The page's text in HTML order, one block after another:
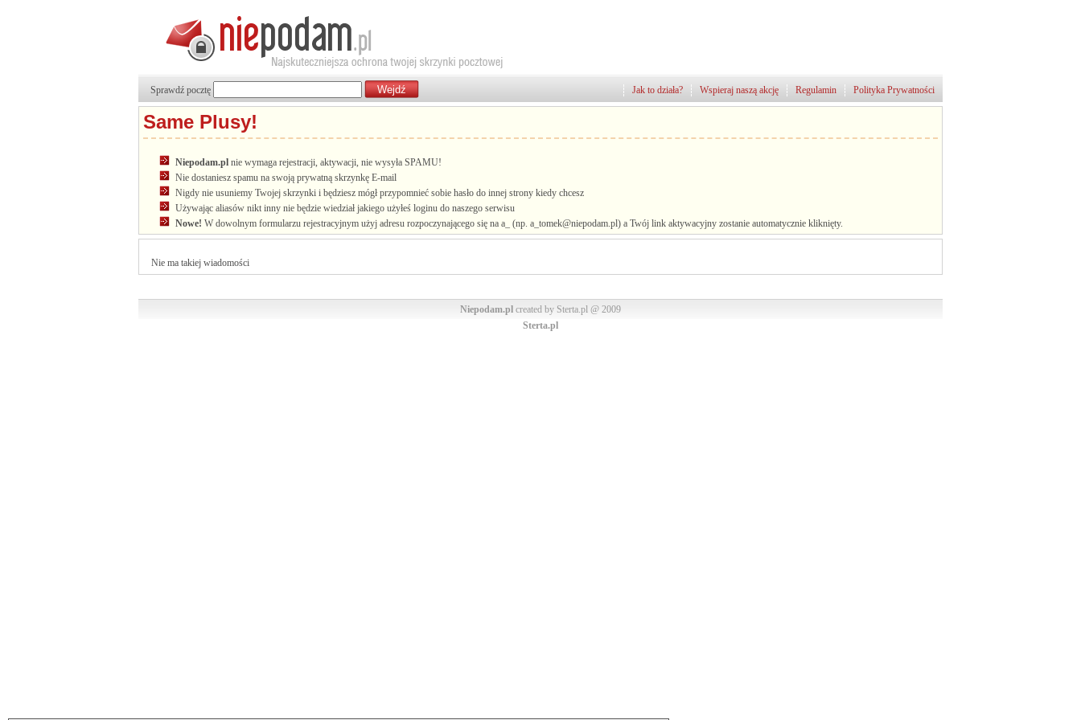
Polityka Prywatności
Regulamin
Wspieraj naszą akcję
Jak to działa?
Sprawdź pocztę
Same Plusy!
Niepodam.pl nie wymaga rejestracji, aktywacji, nie wysyła SPAMU!
Nie dostaniesz spamu na swoją prywatną skrzynkę E-mail
Nigdy nie usuniemy Twojej skrzynki i będziesz mógł przypomnieć sobie hasło do innej strony kiedy chcesz
Używając aliasów nikt inny nie będzie wiedział jakiego użyłeś loginu do naszego serwisu
Nowe! W dowolnym formularzu rejestracyjnym użyj adresu rozpoczynającego się na a_ (np. a_tomek@niepodam.pl) a Twój link aktywacyjny zostanie automatycznie kliknięty.
Nie ma takiej wiadomości
Niepodam.pl created by Sterta.pl @ 2009
Sterta.pl